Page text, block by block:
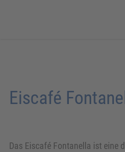
Eiscafé
Das Eiscafé Fontanella ist eine